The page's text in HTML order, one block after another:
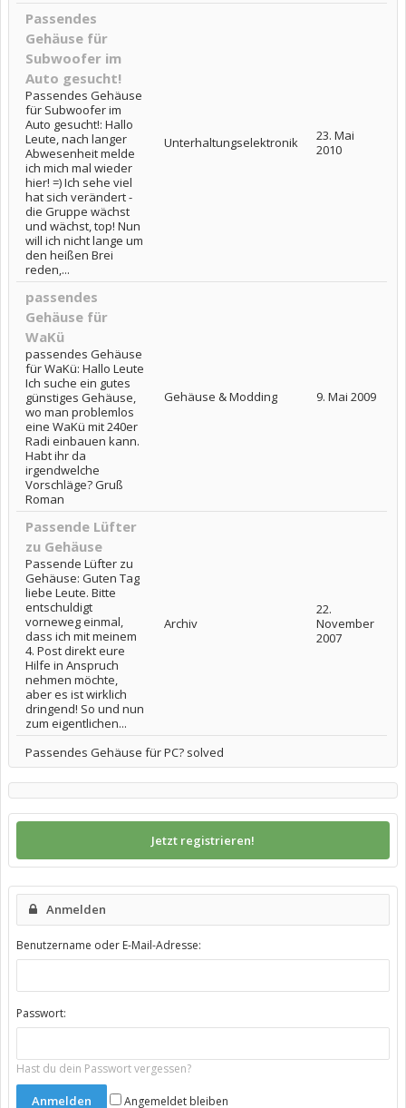
Passendes
Gehäuse für
Subwoofer im
Auto gesucht!
Passendes Gehäuse
für Subwoofer im
Auto gesucht!: Hallo
Leute, nach langer
Abwesenheit melde
ich mich mal wieder
hier! =) Ich sehe viel
hat sich verändert -
die Gruppe wächst
und wächst, top! Nun
will ich nicht lange um
den heißen Brei
reden,...
Unterhaltungselektronik
23. Mai
2010
passendes
Gehäuse für
WaKü
passendes Gehäuse
für WaKü: Hallo Leute
Ich suche ein gutes
günstiges Gehäuse,
wo man problemlos
eine WaKü mit 240er
Radi einbauen kann.
Habt ihr da
irgendwelche
Vorschläge? Gruß
Roman
Gehäuse & Modding 9. Mai 2009
Passende Lüfter
zu Gehäuse
Passende Lüfter zu
Gehäuse: Guten Tag
liebe Leute. Bitte
entschuldigt
vorneweg einmal,
dass ich mit meinem
4. Post direkt eure
Hilfe in Anspruch
nehmen möchte,
aber es ist wirklich
dringend! So und nun
zum eigentlichen...
Archiv
22.
November
2007
Passendes Gehäuse für PC? solved
Jetzt registrieren!
Anmelden
Benutzername oder E-Mail-Adresse:
Passwort:
Hast du dein Passwort vergessen?
Angemeldet bleiben